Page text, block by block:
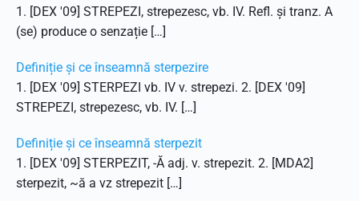
1. [DEX '09] STREPEZI, strepezesc, vb. IV. Refl. și tranz. A
(se) produce o senzație […]
Definiție și ce înseamnă sterpezire
1. [DEX '09] STERPEZI vb. IV v. strepezi. 2. [DEX '09]
STREPEZI, strepezesc, vb. IV. […]
Definiție și ce înseamnă sterpezit
1. [DEX '09] STERPEZIT, -Ă adj. v. strepezit. 2. [MDA2]
sterpezit, ~ă a vz strepezit […]